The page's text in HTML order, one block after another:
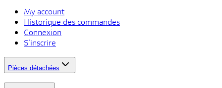
My account
Historique des commandes
Connexion
S'inscrire
Pièces détachées